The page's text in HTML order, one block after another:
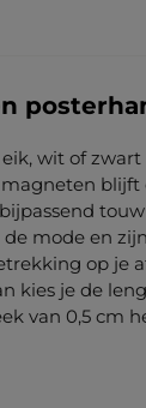
wit of
mode en
op je
kies je de
van 0,5 cm